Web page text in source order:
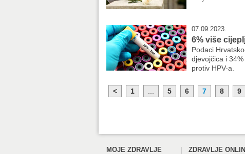
07.09.2023.
6% više
Podaci
djevojčica i
protiv HPV-a.
< 1 5 6 7 8 9
MOJE ZDRAVLJE ZDRAVLJE